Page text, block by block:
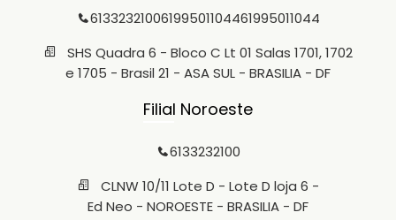
61332321006199501104461995011044
SHS Quadra 6 - Bloco C Lt 01 Salas 1701, 1702
e 1705 - Brasil 21 - ASA SUL - BRASILIA - DF
Filial Noroeste
6133232100
CLNW 10/11 Lote D - Lote D loja 6 -
Ed Neo - NOROESTE - BRASILIA - DF